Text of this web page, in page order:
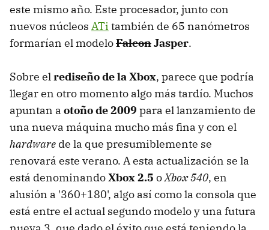
este mismo año. Este procesador, junto con
nuevos núcleos ATi también de 65 nanómetros
formarían el modeloFalconJasper.
Sobre elrediseño de la Xbox, parece que podría
llegar en otro momento algo más tardío. Muchos
apuntan a otoño de 2009 para el lanzamiento de
una nueva máquina mucho más fina y con el
hardware de la que presumiblemente se
renovará este verano. A esta actualización se la
está denominandoXbox 2.5 oXbox 540, en
alusión a '360+180', algo así como la consola que
está entre el actual segundo modelo y una futura